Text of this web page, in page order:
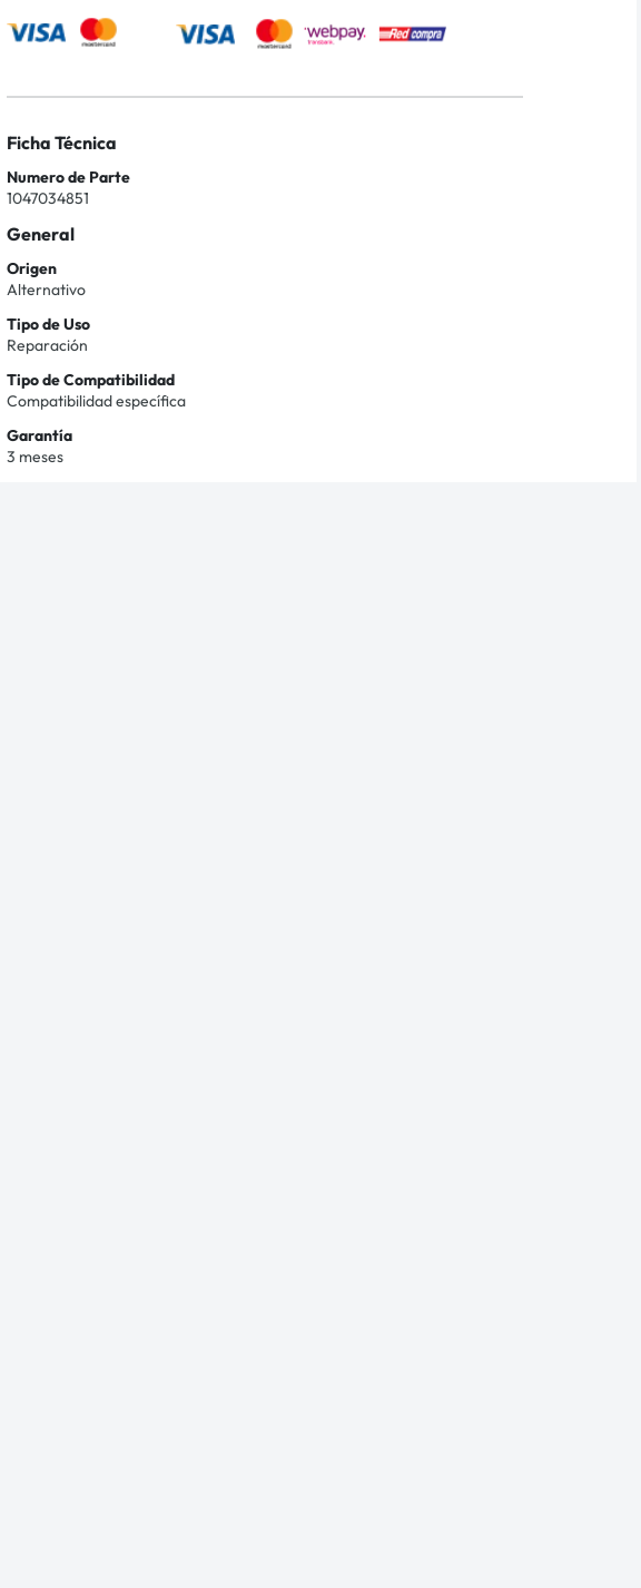
Ficha Técnica
Numero de Parte
1047034851
General
Origen
Alternativo
Tipo de Uso
Reparación
Tipo de Compatibilidad
Compatibilidad específica
Garantía
3 meses